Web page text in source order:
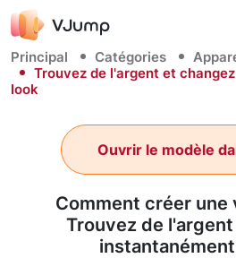
Principal Catégories
Trouvez de l'argent et
look
Comment créer une
Trouvez de
Ouvrir le modèle